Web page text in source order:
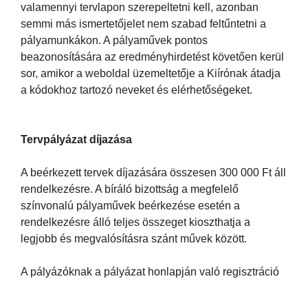
valamennyi tervlapon szerepeltetni kell, azonban
semmi más ismertetőjelet nem szabad feltűntetni a
pályamunkákon. A pályaművek pontos
beazonosítására az eredményhirdetést követően kerül
sor, amikor a weboldal üzemeltetője a Kiírónak átadja
a kódokhoz tartozó neveket és elérhetőségeket.
Tervpályázat díjazása
A beérkezett tervek díjazására összesen 300 000 Ft áll
rendelkezésre. A bíráló bizottság a megfelelő
színvonalú pályaművek beérkezése esetén a
rendelkezésre álló teljes összeget kioszthatja a
legjobb és megvalósításra szánt művek között.
A pályázóknak a pályázat honlapján való regisztráció